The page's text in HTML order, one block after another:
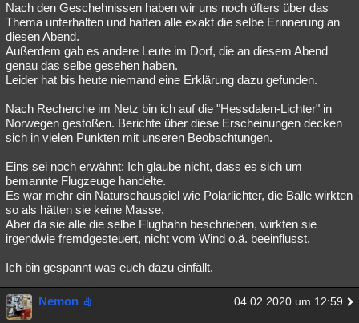
Nach den Geschehnissen haben wir uns noch öfters über das
Thema unterhalten und hatten alle exakt die selbe Erinnerung an
diesen Abend.
Außerdem gab es andere Leute im Dorf, die an diesem Abend
genau das selbe gesehen haben.
Leider hat bis heute niemand eine Erklärung dazu gefunden.
Nach Recherche im Netz bin ich auf die "Hessdalen-Lichter" in
Norwegen gestoßen. Berichte über diese Erscheinungen decken
sich in vielen Punkten mit unseren Beobachtungen.
Eins sei noch erwähnt: Ich glaube nicht, dass es sich um
bemannte Flugzeuge handelte.
Es war mehr ein Naturschauspiel wie Polarlichter, die Bälle wirkten
so als hätten sie keine Masse.
Aber da sie alle die selbe Flugbahn beschrieben, wirkten sie
irgendwie fremdgesteuert, nicht vom Wind o.ä. beeinflusst.
Ich bin gespannt was euch dazu einfällt.
Nemon 04.02.2020 um 12:59